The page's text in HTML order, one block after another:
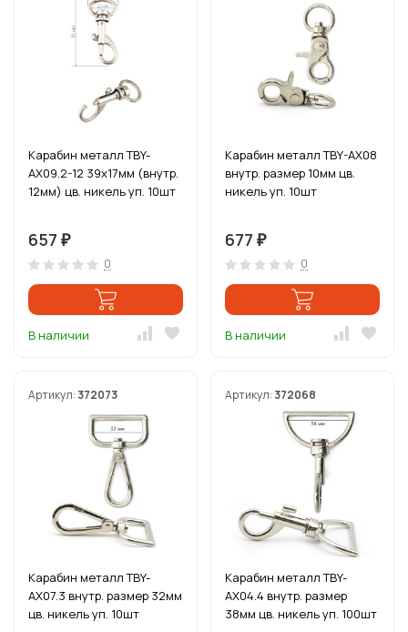
Карабин металл TBY-
AX09.2-12 39х17мм (внутр.
12мм) цв. никель уп. 10шт
657 ₽
0
В наличии
Карабин металл TBY-AX08
внутр. размер 10мм цв.
никель уп. 10шт
677 ₽
0
В наличии
Артикул: 372073
Карабин металл TBY-
AX07.3 внутр. размер 32мм
цв. никель уп. 10шт
Артикул: 372068
Карабин металл TBY-
AX04.4 внутр. размер
38мм цв. никель уп. 100шт